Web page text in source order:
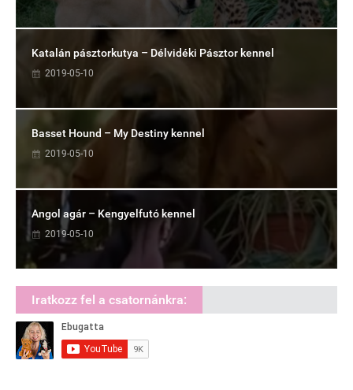
Katalán pásztorkutya – Délvidéki Pásztor kennel
2019-05-10
Basset Hound – My Destiny kennel
2019-05-10
Angol agár – Kengyelfutó kennel
2019-05-10
Iratkozz fel a csatornánkra: